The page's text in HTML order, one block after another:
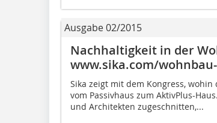
Ausgabe 02/2015
Nachhaltigkeit in der
www.sika.com/
Sika zeigt mit dem Kongress,
vom Passivhaus zum AktivPlus-
und Architekten zugeschnitten,...